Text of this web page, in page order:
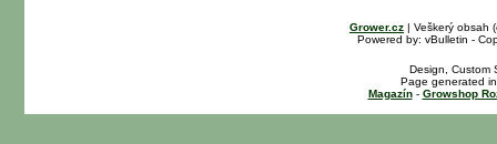
Grower.cz | Veškerý obsah
Powered by: vBulletin -
Design, Custom
Page generated
Magazín- Growshop